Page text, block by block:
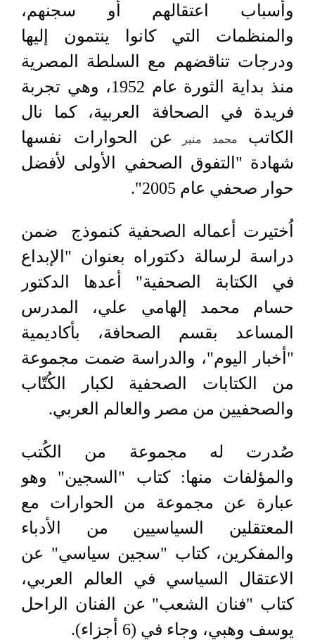
وأسباب اعتقالهم أو سجنهم،
والمنظمات التي كانوا ينتمون إليها
ودرجات تناقضهم مع السلطة المصرية
منذ بداية الثورة عام 1952، وهي تجربة
فريدة في الصحافة العربية، كما نال
الكاتب محمد منير عن الحوارات نفسها
شهادة "التفوق الصحفي الأولى لأفضل
حوار صحفي عام 2005".
اُختيرت أعماله الصحفية كنموذج ضمن
دراسة لرسالة دكتوراه بعنوان "الإبداع
في الكتابة الصحفية" أعدها الدكتور
حسام محمد إلهامي علي، المدرس
المساعد بقسم الصحافة، بأكاديمية
"أخبار اليوم"، والدراسة ضمت مجموعة
من الكتابات الصحفية لكبار الكُتّاب
والصحفيين من مصر والعالم العربي.
صُدرت له مجموعة من الكُتب
والمؤلفات منها: كتاب "السجين" وهو
عبارة عن مجموعة من الحوارات مع
المعتقلين السياسيين من الأدباء
والمفكرين، كتاب "سجين سياسي" عن
الاعتقال السياسي في العالم العربي،
كتاب "فنان الشعب" عن الفنان الراحل
يوسف وهبي، وجاء في (6 أجزاء).